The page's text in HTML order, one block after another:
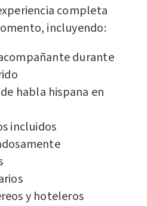
completa
incluyendo:
durante
habla hispana en
incluidos
y hoteleros